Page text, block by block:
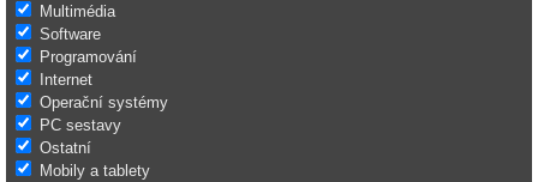
Multimédia
Software
Programování
Internet
Operační systémy
PC sestavy
Ostatní
Mobily a tablety